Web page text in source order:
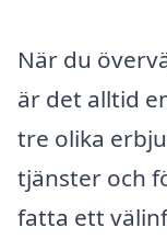
När du
är det alltid
tre olika
tjänster och
fatta ett